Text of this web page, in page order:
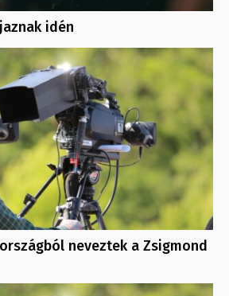
idén
neveztek a Zsigmond